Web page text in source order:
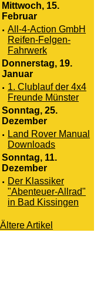
Mittwoch, 15.
Februar
· All-4-Action GmbH
Reifen-Felgen-
Fahrwerk
Donnerstag, 19.
Januar
· 1. Clublauf der 4x4
Freunde Münster
Sonntag, 25.
Dezember
· Land Rover Manual
Downloads
Sonntag, 11.
Dezember
· Der Klassiker
"Abenteuer-Allrad"
in Bad Kissingen
Ältere Artikel